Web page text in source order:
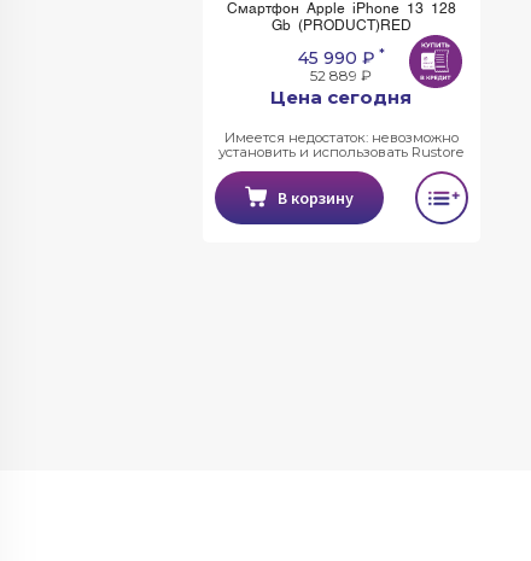
Смартфон Apple iPhone 13 128
Gb (PRODUCT)RED
45 990 ₽ *
52 889 ₽
Цена сегодня
Имеется недостаток: невозможно
установить и использовать Rustore
В корзину